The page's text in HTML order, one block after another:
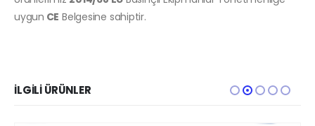
uygun CE Belgesine sahiptir.
İLGILI ÜRÜNLER